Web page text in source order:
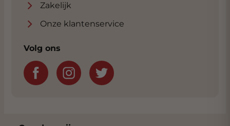
Zakelijk
Onze klantenservice
Volg ons